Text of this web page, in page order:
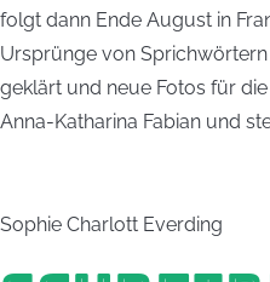
folgt dann Ende August in
Ursprünge von Sprichwörtern
geklärt und neue Fotos für
Anna-Katharina Fabian und
Sophie Charlott Everding